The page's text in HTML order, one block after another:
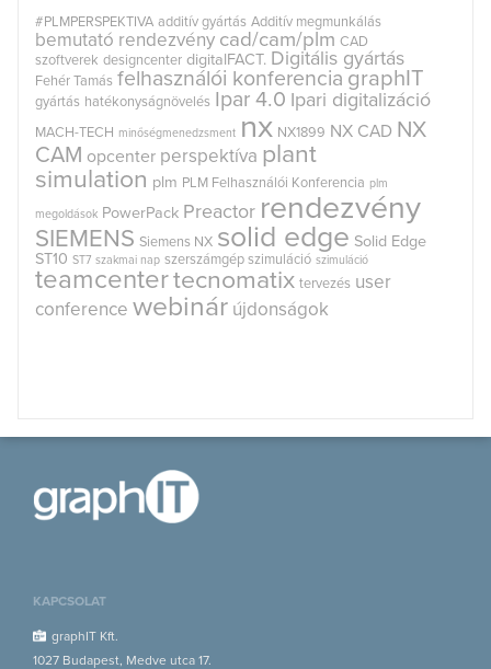
#PLMPERSPEKTIVA additív gyártás Additív megmunkálás
bemutató rendezvény cad/cam/plm CAD
szoftverek designcenter digitalFACT. Digitális gyártás
Fehér Tamás felhasználói konferencia graphIT
gyártás hatékonyságnövelés Ipar 4.0 Ipari digitalizáció
MACH-TECH minőségmenedzsment nx NX1899 NX CAD NX
CAM opcenter perspektíva plant
simulation plm PLM Felhasználói Konferencia plm
megoldások PowerPack Preactor rendezvény
SIEMENS Siemens NX solid edge Solid Edge
ST10 ST7 szakmai nap szerszámgép szimuláció szimuláció
teamcentertecnomatix tervezés user
conference webinár újdonságok
KAPCSOLAT
graphIT Kft.
1027 Budapest, Medve utca 17.